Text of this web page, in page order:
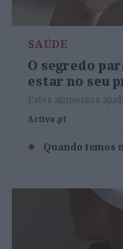
SAÚDE
O segredo
estar no seu
Estes alimentos
Activa.pt
Quando temos